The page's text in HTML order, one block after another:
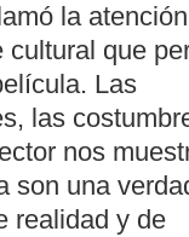
la
cultural que
Las
las
nos
son una
realidad y de